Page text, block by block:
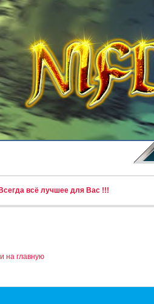
всё лучшее для Вас !!!
на главную